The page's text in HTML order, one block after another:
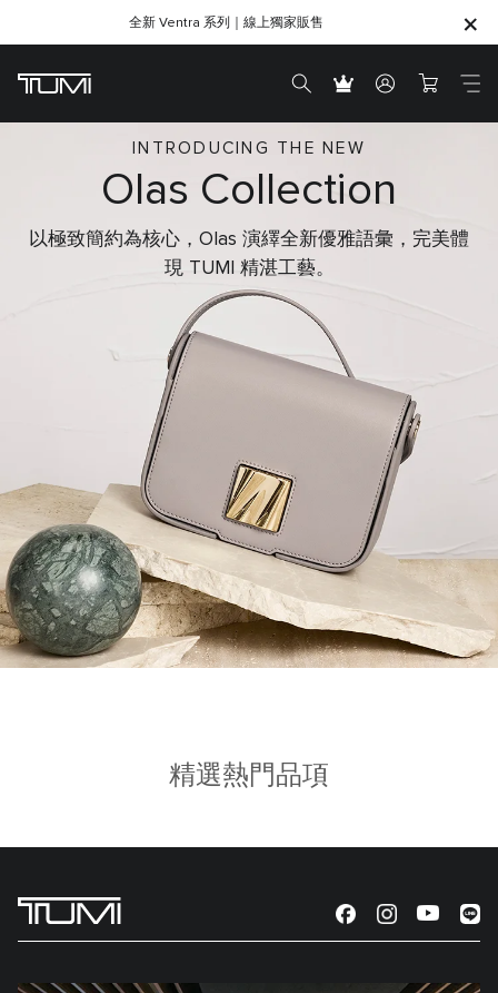
SHOP GIFTS
SHOP GIFTS
全新 Ventra 系列｜線上獨家販售
INTRODUCING THE NEW
Olas Collection
以極致簡約為核心，Olas 演繹全新優雅語彙，完美體
現 TUMI 精湛工藝。
精選熱門品項